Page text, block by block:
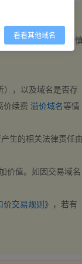
价不支持撤销，请
），以及域名是否存
价续费 溢价域名等情
生的相关法律责任
价值。如因交易域名
价交易规则》 ，若有
看看其他域名